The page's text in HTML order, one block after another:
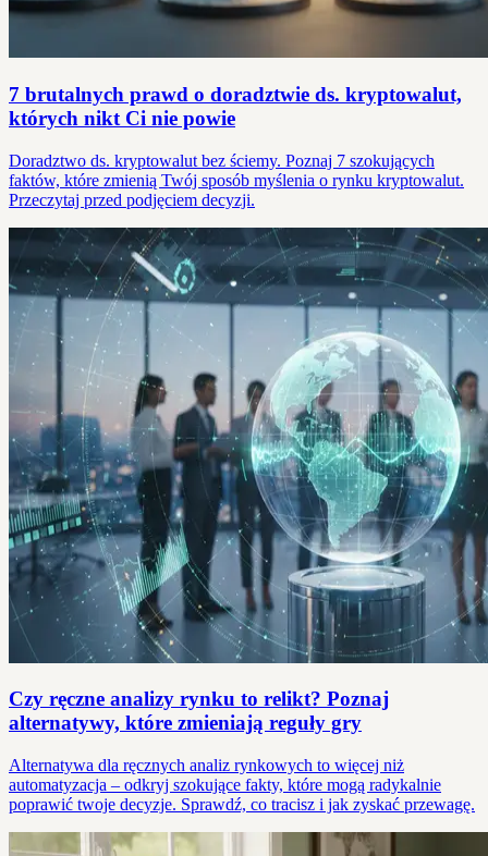
7 brutalnych prawd o doradztwie ds. kryptowalut,
których nikt Ci nie powie
Doradztwo ds. kryptowalut bez ściemy. Poznaj 7 szokujących
faktów, które zmienią Twój sposób myślenia o rynku kryptowalut.
Przeczytaj przed podjęciem decyzji.
Czy ręczne analizy rynku to relikt? Poznaj
alternatywy, które zmieniają reguły gry
Alternatywa dla ręcznych analiz rynkowych to więcej niż
automatyzacja – odkryj szokujące fakty, które mogą radykalnie
poprawić twoje decyzje. Sprawdź, co tracisz i jak zyskać przewagę.